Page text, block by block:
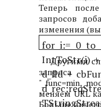
Теперь
запросов
изменения
for i:= 0 to
IntToStr(i) +
d_fld +
d_rec;
Другими
меняем URL
Больше